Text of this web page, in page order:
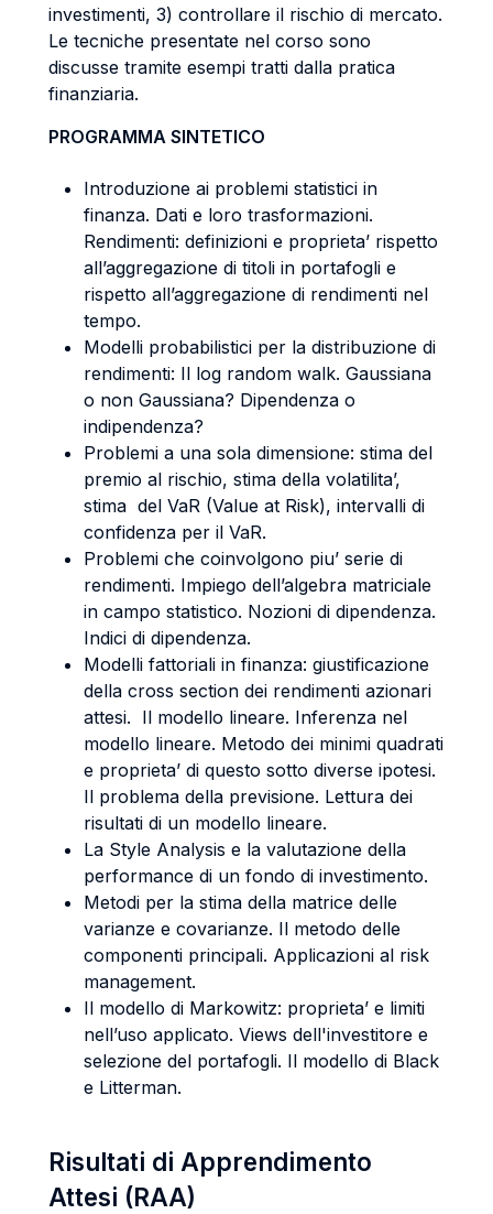
investimenti, 3) controllare il rischio di mercato.
Le tecniche presentate nel corso sono
discusse tramite esempi tratti dalla pratica
finanziaria.
PROGRAMMA SINTETICO
Introduzione ai problemi statistici in
finanza. Dati e loro trasformazioni.
Rendimenti: definizioni e proprieta’ rispetto
all’aggregazione di titoli in portafogli e
rispetto all’aggregazione di rendimenti nel
tempo.
Modelli probabilistici per la distribuzione di
rendimenti: Il log random walk. Gaussiana
o non Gaussiana? Dipendenza o
indipendenza?
Problemi a una sola dimensione: stima del
premio al rischio, stima della volatilita’,
stima del VaR (Value at Risk), intervalli di
confidenza per il VaR.
Problemi che coinvolgono piu’ serie di
rendimenti. Impiego dell’algebra matriciale
in campo statistico. Nozioni di dipendenza.
Indici di dipendenza.
Modelli fattoriali in finanza: giustificazione
della cross section dei rendimenti azionari
attesi. Il modello lineare. Inferenza nel
modello lineare. Metodo dei minimi quadrati
e proprieta’ di questo sotto diverse ipotesi.
Il problema della previsione. Lettura dei
risultati di un modello lineare.
La Style Analysis e la valutazione della
performance di un fondo di investimento.
Metodi per la stima della matrice delle
varianze e covarianze. Il metodo delle
componenti principali. Applicazioni al risk
management.
Il modello di Markowitz: proprieta’ e limiti
nell’uso applicato. Views dell'investitore e
selezione del portafogli. Il modello di Black
e Litterman.
Risultati di Apprendimento
Attesi (RAA)